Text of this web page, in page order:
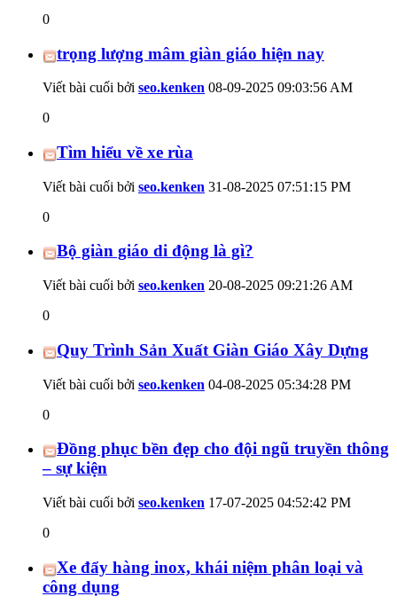
0
trọng lượng mâm giàn giáo hiện nay
Viết bài cuối bởi seo.kenken 08-09-2025 09:03:56 AM
0
Tìm hiểu về xe rùa
Viết bài cuối bởi seo.kenken 31-08-2025 07:51:15 PM
0
Bộ giàn giáo di động là gì?
Viết bài cuối bởi seo.kenken 20-08-2025 09:21:26 AM
0
Quy Trình Sản Xuất Giàn Giáo Xây Dựng
Viết bài cuối bởi seo.kenken 04-08-2025 05:34:28 PM
0
Đồng phục bền đẹp cho đội ngũ truyền thông
– sự kiện
Viết bài cuối bởi seo.kenken 17-07-2025 04:52:42 PM
0
Xe đẩy hàng inox, khái niệm phân loại và
công dụng